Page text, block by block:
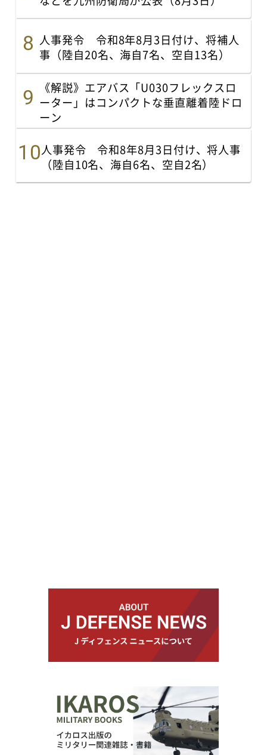
人事発令 令和8年8月3日付け、将補人
事（陸自20名、海自7名、空自13名）
《解説》エアバス「U030フレックスロ
ーター」はコンパクトな垂直離着陸ドロ
ーン
人事発令 令和8年8月3日付け、将人事
（陸自10名、海自6名、空自2名）